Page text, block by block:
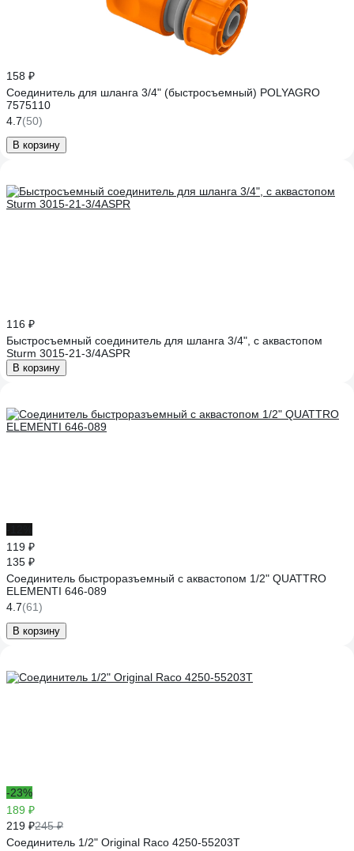
158 ₽
Соединитель для шланга 3/4" (быстросъемный) POLYAGRO
7575110
4.7(50)
В корзину
116 ₽
Быстросъемный соединитель для шланга 3/4", с аквастопом
Sturm 3015-21-3/4ASPR
В корзину
119 ₽
135 ₽
Соединитель быстроразъемный с аквастопом 1/2" QUATTRO
ELEMENTI 646-089
4.7(61)
В корзину
-23%
189 ₽
219 ₽245 ₽
Соединитель 1/2" Original Raco 4250-55203T